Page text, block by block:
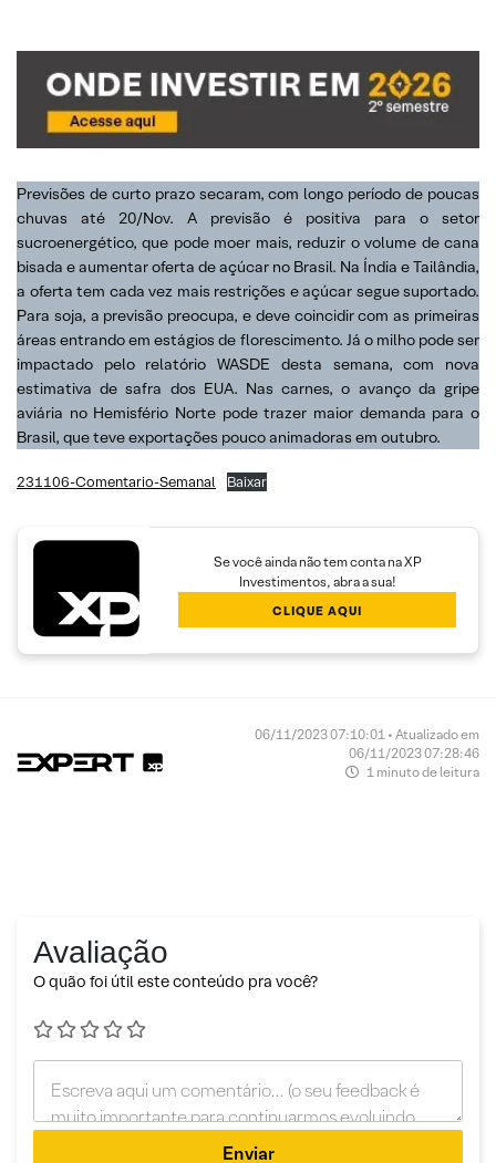
Previsões de curto prazo secaram, com longo período de poucas
chuvas até 20/Nov. A previsão é positiva para o setor
sucroenergético, que pode moer mais, reduzir o volume de cana
bisada e aumentar oferta de açúcar no Brasil. Na Índia e Tailândia,
a oferta tem cada vez mais restrições e açúcar segue suportado.
Para soja, a previsão preocupa, e deve coincidir com as primeiras
áreas entrando em estágios de florescimento. Já o milho pode ser
impactado pelo relatório WASDE desta semana, com nova
estimativa de safra dos EUA. Nas carnes, o avanço da gripe
aviária no Hemisfério Norte pode trazer maior demanda para o
Brasil, que teve exportações pouco animadoras em outubro.
231106-Comentario-Semanal Baixar
Se você ainda não tem conta na XP
Investimentos, abra a sua!
CLIQUE AQUI
06/11/2023 07:10:01 • Atualizado em
06/11/2023 07:28:46
1 minuto de leitura
Avaliação
O quão foi útil este conteúdo pra você?
Enviar